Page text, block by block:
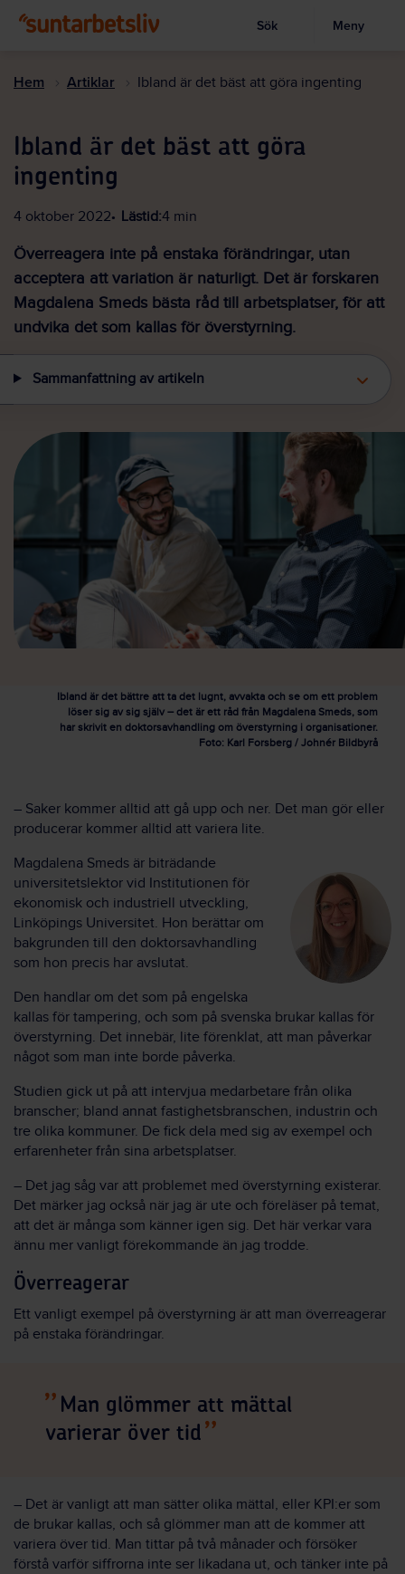
till
Visa sökruta
Sök Meny
Hem Artiklar Ibland är det bäst att göra ingenting
Ibland är det bäst att göra
ingenting
4 oktober 2022 Lästid:4 min
Överreagera inte på enstaka förändringar, utan
acceptera att variation är naturligt. Det är forskaren
Magdalena Smeds bästa råd till arbetsplatser, för att
undvika det som kallas för överstyrning.
Sammanfattning av artikeln
Ibland är det bättre att ta det lugnt, avvakta och se om ett problem
löser sig av sig själv – det är ett råd från Magdalena Smeds, som
har skrivit en doktorsavhandling om överstyrning i organisationer.
Foto: Karl Forsberg / Johnér Bildbyrå
– Saker kommer alltid att gå upp och ner. Det man gör eller
producerar kommer alltid att variera lite.
Magdalena Smeds är biträdande
universitetslektor vid Institutionen för
ekonomisk och industriell utveckling,
Linköpings Universitet. Hon berättar om
bakgrunden till den doktorsavhandling
som hon precis har avslutat.
Den handlar om det som på engelska
kallas för tampering, och som på svenska brukar kallas för
överstyrning. Det innebär, lite förenklat, att man påverkar
något som man inte borde påverka.
Studien gick ut på att intervjua medarbetare från olika
branscher; bland annat fastighetsbranschen, industrin och
tre olika kommuner. De fick dela med sig av exempel och
erfarenheter från sina arbetsplatser.
– Det jag såg var att problemet med överstyrning existerar.
Det märker jag också när jag är ute och föreläser på temat,
att det är många som känner igen sig. Det här verkar vara
ännu mer vanligt förekommande än jag trodde.
Överreagerar
Ett vanligt exempel på överstyrning är att man överreagerar
på enstaka förändringar.
Man glömmer att mättal
varierar över tid
– Det är vanligt att man sätter olika mättal, eller KPI:er som
de brukar kallas, och så glömmer man att de kommer att
variera över tid. Man tittar på två månader och försöker
förstå varför siffrorna inte ser likadana ut, och tänker inte på